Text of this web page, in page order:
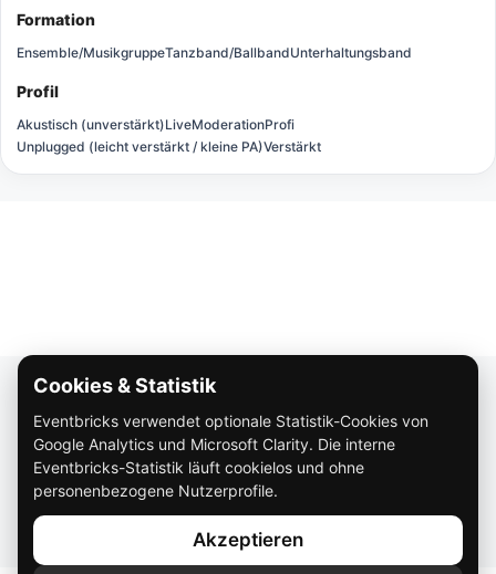
Formation
Ensemble/MusikgruppeTanzband/BallbandUnterhaltungsband
Profil
Akustisch (unverstärkt)LiveModerationProfi
Unplugged (leicht verstärkt / kleine PA)Verstärkt
Über Eventbricks
So funktioniert Eventbricks
Impressum
Datenschutz
Cookies & Statistik
Eventbricks verwendet optionale Statistik-Cookies von
Google Analytics und Microsoft Clarity. Die interne
Eventbricks-Statistik läuft cookielos und ohne
personenbezogene Nutzerprofile.
Akzeptieren